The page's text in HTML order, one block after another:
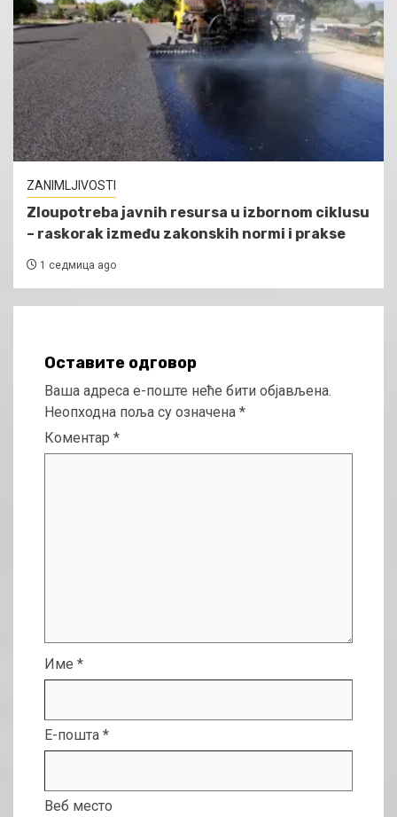
ZANIMLJIVOSTI
Zloupotreba javnih resursa u izbornom ciklusu
– raskorak između zakonskih normi i prakse
1 седмица ago
Оставите одговор
Ваша адреса е-поште неће бити објављена.
Неопходна поља су означена *
Коментар *
Име *
Е-пошта *
Веб место